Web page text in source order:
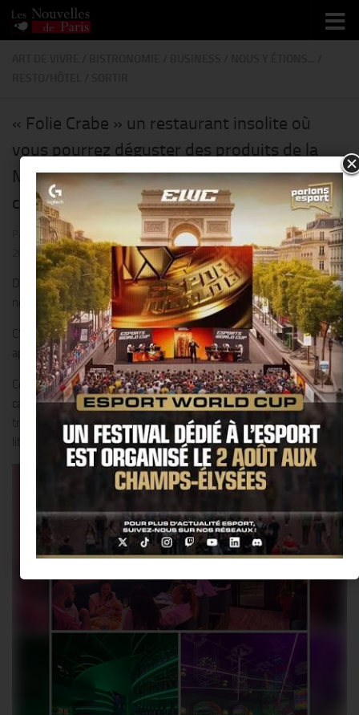
Skip to content
« Folie Crabe » un restaurant insolite où
vous pourrez déguster des produits de la
Mer, dans une ambiance chic & musicale, au
coeur de Paris !!
THIERRY KER 10 FÉVRIER 2025· MIS À JOUR
28 FÉVRIER
Dans le cœur vivant du deuxième arrondissement de Paris, une
nouvelle tendance culinaire fait parler d’elle.
C’est au « Folie Crabe », une adresse désormais célèbre pour son
approche insolite de la dégustation de fruits de mer.
Ce concept original, importé des Pays-Bas et inspiré de la culture
cajun de la Louisiane, propose une expérience où les couverts
traditionnels sont absents, et où les clients sont invités à se plonger
littéralement dans leur repas.